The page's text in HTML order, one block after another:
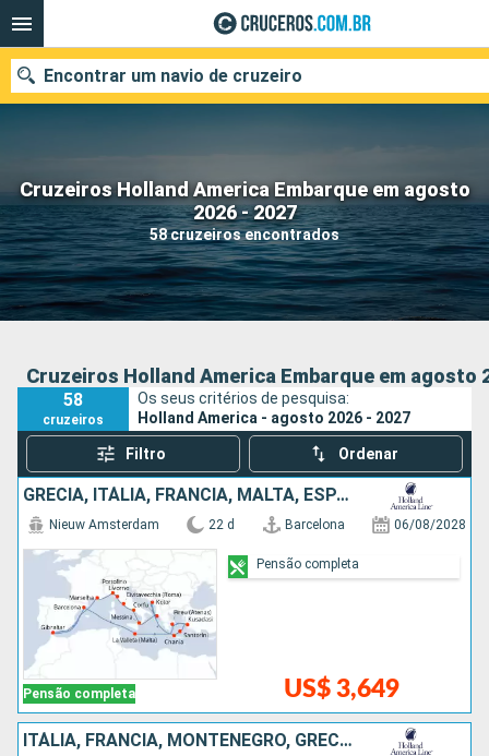
Cruzeiros Holland America Embarque em agosto
2026 - 2027
58 cruzeiros encontrados
Encontrar um navio de cruzeiro
Quando ir?
Data de partida
Cidades Companhias
Cruzeiros Holland America Embarque em agosto
58
cruzeiros
Os seus critérios de pesquisa:
Holland America - agosto 2026 - 2027
Filtro Ordenar
GRÉCIA, ITÁLIA, FRANCIA, MALTA, ESPANHA, TURQUIA, MONTENEGRO
Pensão completa
Nieuw Amsterdam 22 d Barcelona 06/08/2028
US$ 3,649
Pensão completa
ITÁLIA, FRANCIA, MONTENEGRO, GRÉCIA, MALTA, ESPANHA, TURQUIA